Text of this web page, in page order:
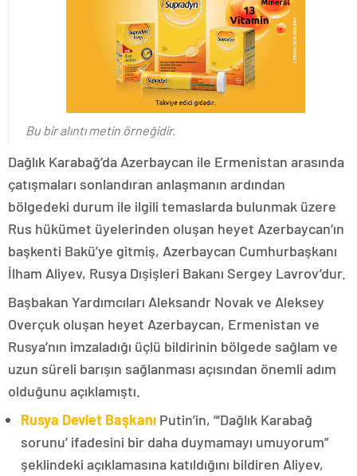
Bu bir alıntı metin örneğidir.
Dağlık Karabağ’da Azerbaycan ile Ermenistan arasında
çatışmaları sonlandıran anlaşmanın ardından
bölgedeki durum ile ilgili temaslarda bulunmak üzere
Rus hükümet üyelerinden oluşan heyet Azerbaycan’ın
başkenti Bakü’ye gitmiş, Azerbaycan Cumhurbaşkanı
İlham Aliyev, Rusya Dışişleri Bakanı Sergey Lavrov’dur.
Başbakan Yardımcıları Aleksandr Novak ve Aleksey
Overçuk oluşan heyet Azerbaycan, Ermenistan ve
Rusya’nın imzaladığı üçlü bildirinin bölgede sağlam ve
uzun süreli barışın sağlanması açısından önemli adım
olduğunu açıklamıştı.
Rusya Devlet Başkanı Putin’in, “‘Dağlık Karabağ
sorunu’ ifadesini bir daha duymamayı umuyorum”
şeklindeki açıklamasına katıldığını bildiren Aliyev,